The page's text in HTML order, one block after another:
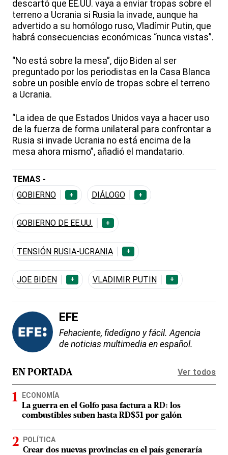
descartó que EE.UU. vaya a enviar tropas sobre el
terreno a Ucrania si Rusia la invade, aunque ha
advertido a su homólogo ruso, Vladímir Putin, que
habrá consecuencias económicas “nunca vistas”.
“No está sobre la mesa”, dijo Biden al ser
preguntado por los periodistas en la Casa Blanca
sobre un posible envío de tropas sobre el terreno
a Ucrania.
“La idea de que Estados Unidos vaya a hacer uso
de la fuerza de forma unilateral para confrontar a
Rusia si invade Ucrania no está encima de la
mesa ahora mismo”, añadió el mandatario.
TEMAS -
GOBIERNO
+ DIÁLOGO +
GOBIERNO DE EE.UU. +
TENSIÓN RUSIA-UCRANIA +
JOE BIDEN + VLADIMIR PUTIN +
EFE
Fehaciente, fidedigno y fácil. Agencia
de noticias multimedia en español.
EN PORTADA Ver todos
ECONOMÍA
La guerra en el Golfo pasa factura a RD: los
combustibles suben hasta RD$51 por galón
POLÍTICA
Crear dos nuevas provincias en el país generaría